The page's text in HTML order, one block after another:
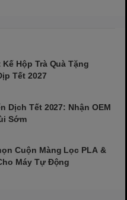
Hộp Trà Quà Tặng
Tết 2027
Dịch Tết 2027: Nhận OEM
Sớm
Cuộn Màng Lọc PLA &
Máy Tự Động